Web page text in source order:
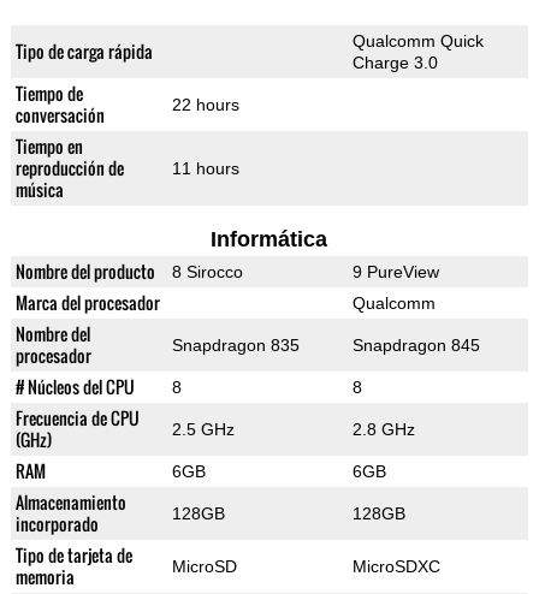
Tipo de carga rápida
Qualcomm Quick
Charge 3.0
Tiempo de
conversación
22 hours
Tiempo en
reproducción de
música
11 hours
Informática
Nombre del producto 8 Sirocco 9 PureView
Marca del procesador Qualcomm
Nombre del
procesador
Snapdragon 835 Snapdragon 845
# Núcleos del CPU 8 8
Frecuencia de CPU
(GHz)
2.5 GHz 2.8 GHz
RAM 6GB 6GB
Almacenamiento
incorporado
128GB 128GB
Tipo de tarjeta de
memoria
MicroSD MicroSDXC